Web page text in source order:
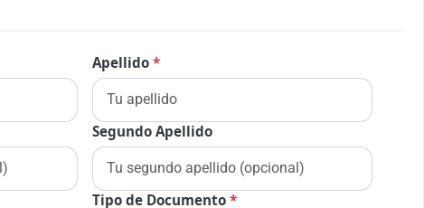
Apellido*
Segundo Apellido
Tipo de Documento*